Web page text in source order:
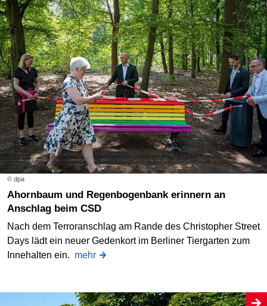
© dpa
Ahornbaum und Regenbogenbank erinnern an
Anschlag beim CSD
Nach dem Terroranschlag am Rande des Christopher Street
Days lädt ein neuer Gedenkort im Berliner Tiergarten zum
Innehalten ein. mehr